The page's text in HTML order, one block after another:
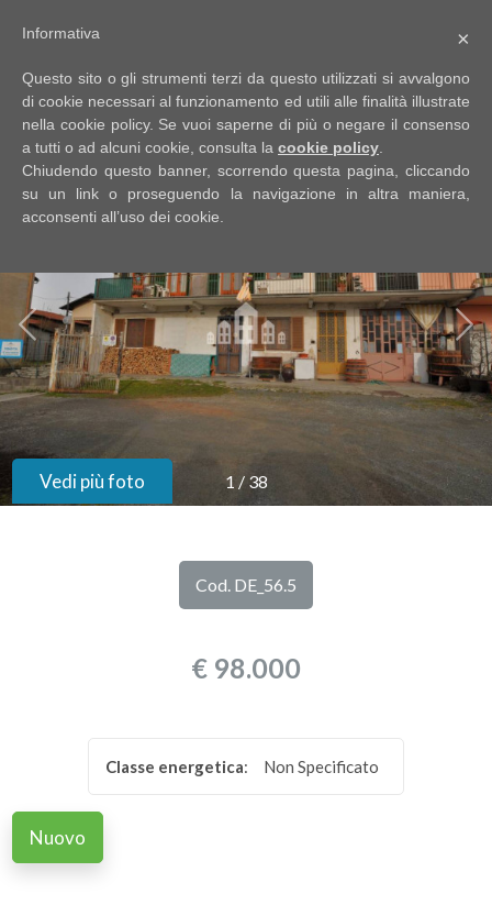
1 / 38
Vedi più foto
Cod. DE_56.5
€ 98.000
Classe energetica: Non Specificato
Nuovo
EN
HOME
SIAMO
IMMOBILI
SERVIZI
DICONO
CONTATTI
Contratto
Qualsiasi
Vendita
Affitto
Scegli
dove
cercare
×
Informativa
Questo sito o gli strumenti terzi da questo utilizzati si avvalgono
di cookie necessari al funzionamento ed utili alle finalità illustrate
nella cookie policy. Se vuoi saperne di più o negare il consenso
a tutti o ad alcuni cookie, consulta la cookie policy
Chiudendo questo banner, scorrendo questa pagina, cliccando
su un link o proseguendo la navigazione in altra maniera,
acconsenti all’uso dei cookie.